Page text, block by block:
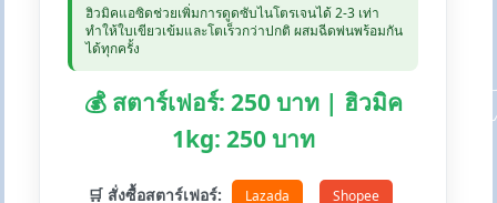
ฮิวมิคแอซิดช่วยเพิ่มการดูดซับไนโตรเจนได้ 2-3 เท่า
ทำให้ใบเขียวเข้มและโตเร็วกว่าปกติ ผสมฉีดพ่นพร้อมกัน
ได้ทุกครั้ง
💰 สตาร์เฟอร์: 250 บาท | ฮิวมิค
1kg: 250 บาท
🛒 สั่งซื้อสตาร์เฟอร์: Lazada Shopee